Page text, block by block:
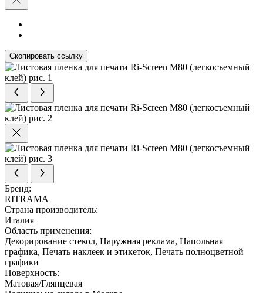
Скопировать ссылку
Бренд:
RITRAMA
Страна производитель:
Италия
Область применения:
Декорирование стекол, Наружная реклама, Напольная
графика, Печать наклеек и этикеток, Печать полноцветной
графики
Поверхность:
Матовая/Глянцевая